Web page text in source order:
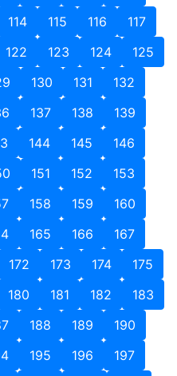
114 115 116
117
122 123 124
125
130 131
132
137 138
139
144 145
146
151 152
153
158 159
160
165 166
167
172 173 174
175
180 181 182
183
188 189
190
195 196
197